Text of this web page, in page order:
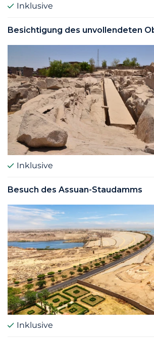
Inklusive
Besichtigung des unvollendeten
Inklusive
Besuch des Assuan-Staudamms
Inklusive